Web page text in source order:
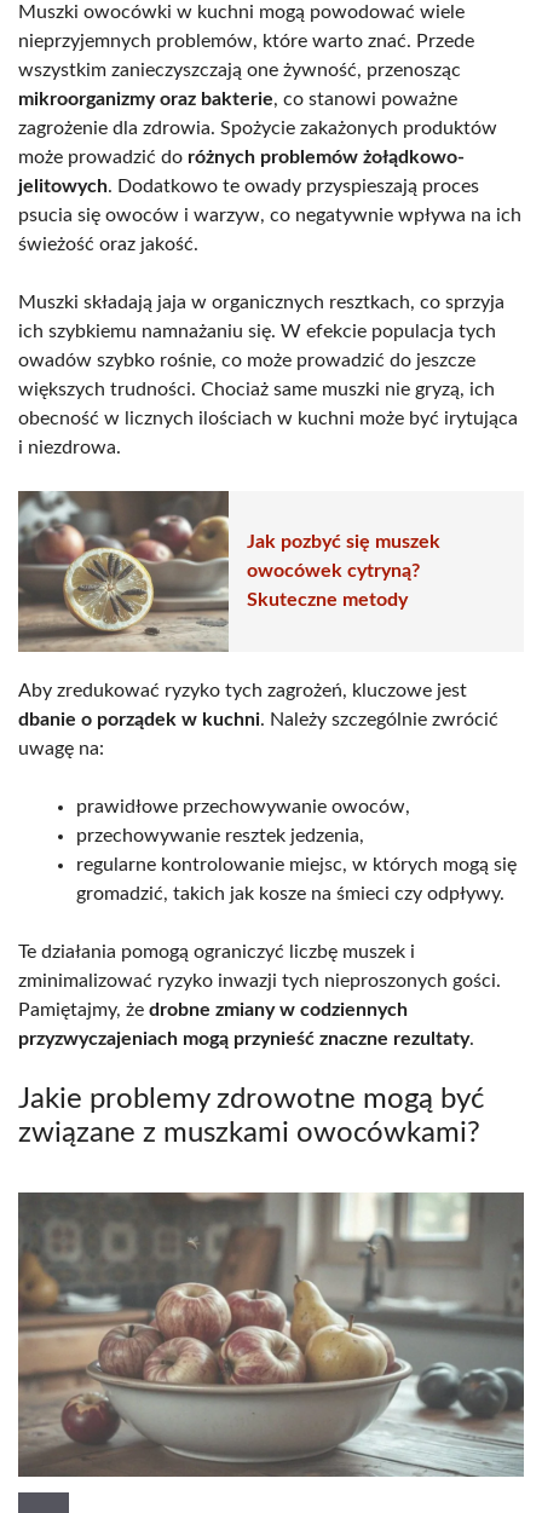
Muszki owocówki w kuchni mogą powodować wiele
nieprzyjemnych problemów, które warto znać. Przede
wszystkim zanieczyszczają one żywność, przenosząc
mikroorganizmy oraz bakterie, co stanowi poważne
zagrożenie dla zdrowia. Spożycie zakażonych produktów
może prowadzić do różnych problemów żołądkowo-
jelitowych. Dodatkowo te owady przyspieszają proces
psucia się owoców i warzyw, co negatywnie wpływa na ich
świeżość oraz jakość.
Muszki składają jaja w organicznych resztkach, co sprzyja
ich szybkiemu namnażaniu się. W efekcie populacja tych
owadów szybko rośnie, co może prowadzić do jeszcze
większych trudności. Chociaż same muszki nie gryzą, ich
obecność w licznych ilościach w kuchni może być irytująca
i niezdrowa.
Jak pozbyć się muszek
owocówek cytryną?
Skuteczne metody
Aby zredukować ryzyko tych zagrożeń, kluczowe jest
dbanie o porządek w kuchni. Należy szczególnie zwrócić
uwagę na:
prawidłowe przechowywanie owoców,
przechowywanie resztek jedzenia,
regularne kontrolowanie miejsc, w których mogą się
gromadzić, takich jak kosze na śmieci czy odpływy.
Te działania pomogą ograniczyć liczbę muszek i
zminimalizować ryzyko inwazji tych nieproszonych gości.
Pamiętajmy, że drobne zmiany w codziennych
przyzwyczajeniach mogą przynieść znaczne rezultaty.
Jakie problemy zdrowotne mogą być
związane z muszkami owocówkami?